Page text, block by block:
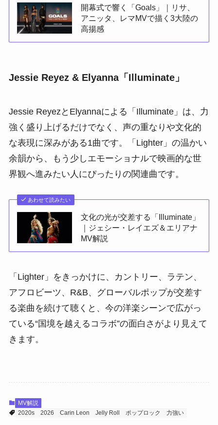
開幕式で響く「Goals」｜リサ、
アニッタ、レマMVで描く3大陸の
高揚感
Jessie Reyez & Elyanna「Illuminate」
Jessie ReyezとElyannaによる「Illuminate」は、力
強く盛り上げるだけでなく、声の重なりや文化的
な表現に深みがある1曲です。「Lighter」の温かい
余韻から、もう少しエモーショナルで映画的な世
界観へ進みたい人にぴったりの関連曲です。
あわせて読みたい
文化の光が交差する「Illuminate」
｜ジェシー・レイエズ＆エリアナ
MV解説
「Lighter」をきっかけに、カントリー、ラテン、
アフロビーツ、R&B、グローバルポップが交差す
る楽曲を続けて聴くと、今の洋楽シーンで広がっ
ている“国境を越えるコラボ”の面白さがより見えて
きます。
MV解説
2020s
2026 Carin Leon Jelly Roll ポップロック 力強い